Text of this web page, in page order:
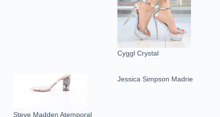
Cyggl Crystal
Steve Madden Atemporal
Jessica Simpson Madrie